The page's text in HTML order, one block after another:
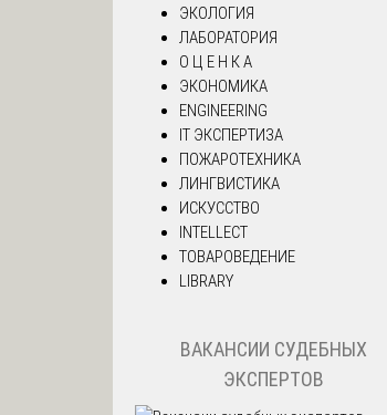
ЭКОЛОГИЯ
ЛАБОРАТОРИЯ
О Ц Е Н К А
ЭКОНОМИКА
ENGINEERING
IT ЭКСПЕРТИЗА
ПОЖАРОТЕХНИКА
ЛИНГВИСТИКА
ИСКУССТВО
INTELLECT
ТОВАРОВЕДЕНИЕ
LIBRARY
ВАКАНСИИ СУДЕБНЫХ
ЭКСПЕРТОВ